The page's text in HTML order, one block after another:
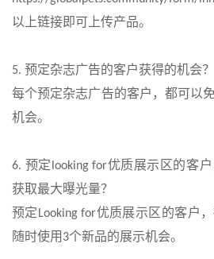
以上链接即可上传产品。
5. 预定杂志广告的客户获得的机会？
每个预定杂志广告的客户，都可以
机会。
6. 预定looking for优质展示区的客
获取最大曝光量？
预定Looking for优质展示区的客户
随时使用 3个新品的展示机会。